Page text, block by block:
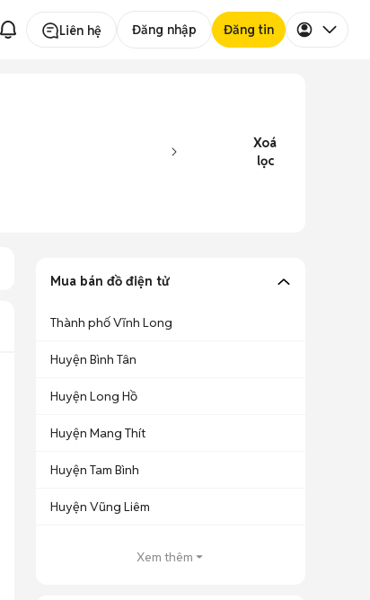
Liên hệ Đăng nhập Đăng tin
Xoá
lọc
Mua bán đồ điện tử
Thành phố Vĩnh Long
Huyện Bình Tân
Huyện Long Hồ
Huyện Mang Thít
Huyện Tam Bình
Huyện Vũng Liêm
Xem thêm